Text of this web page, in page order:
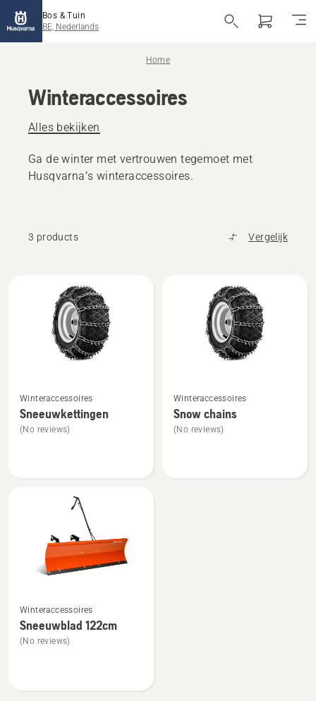
Bos & Tuin
BE, Nederlands
Home
Winteraccessoires
Alles bekijken
Ga de winter met vertrouwen tegemoet met
Husqvarna’s winteraccessoires.
3 products Vergelijk
producten
meer
details
over
Winteraccessoires
Sneeuwkettingen
(No reviews)
meer
details
over
Winteraccessoires
Snow chains
(No reviews)
meer
details
over
Winteraccessoires
Sneeuwblad 122cm
(No reviews)